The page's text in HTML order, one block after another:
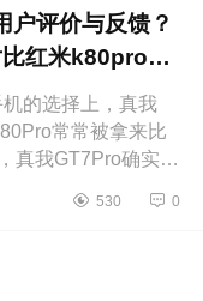
户评价与反馈？
红米k80pro对
选择上，真我
常常被拿来比
真我GT7Pro确实有
短板，那就是其售
530 0